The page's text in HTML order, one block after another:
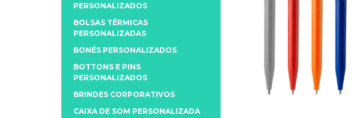
PERSONALIZADOS
BOLSAS TÉRMICAS
PERSONALIZADAS
BONÉS PERSONALIZADOS
BOTTONS E PINS
PERSONALIZADOS
BRINDES CORPORATIVOS
CAIXA DE SOM PERSONALIZADA